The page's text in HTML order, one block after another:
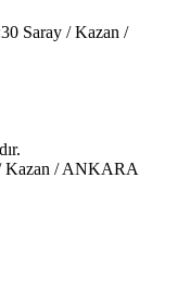
Saray / Kazan /
/ Kazan / ANKARA